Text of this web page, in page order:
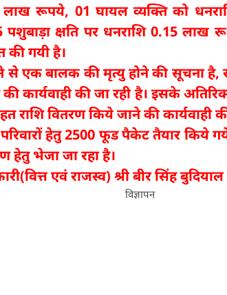
लाख रूपये, 01 घायल व्यक्ति को
क्षति पर धनराशि 0.15 लाख
की गयी है।
एक बालक की मृत्यु होने की सूचना है,
कार्यवाही की जा रही है। इसके
राशि वितरण किये जाने की कार्यवाही
परिवारों हेतु 2500 फूड पैकेट तैयार
हेतु भेजा जा रहा है।
एवं राजस्व) श्री बीर सिंह बुदियाल
विज्ञापन